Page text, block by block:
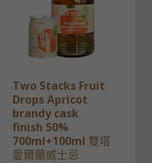
Two Stacks Fruit
Drops Apricot
brandy cask
finish 50%
700ml+100ml 雙塔
愛爾蘭威士忌